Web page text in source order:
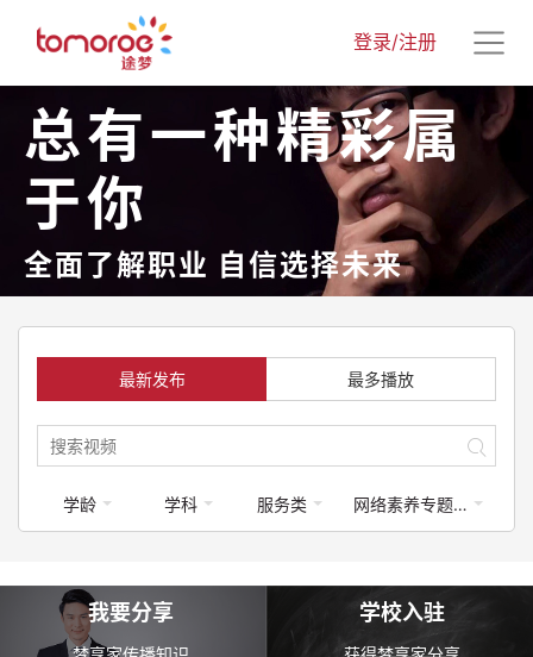
登录/注册
总有一种精彩属
于你
全面了解职业 自信选择未来
最新发布 最多播放
学龄 学科 服务类 网络素养专题课程
我要分享 学校入驻